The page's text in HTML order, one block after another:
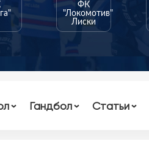
ФК
"Локомотив"
Лиски
Гандбол Статьи